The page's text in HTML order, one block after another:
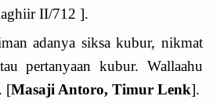
II/712 ].
adanya siksa kubur, nikmat
pertanyaan kubur. Wallaahu
[Masaji Antoro, Timur Lenk].